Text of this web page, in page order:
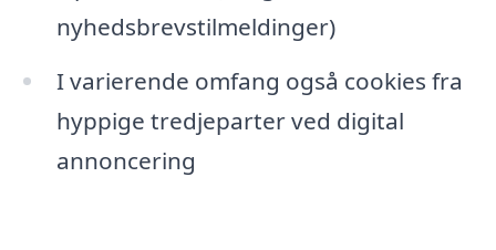
nyhedsbrevstilmeldinger)
I varierende omfang også cookies fra
hyppige tredjeparter ved digital
annoncering